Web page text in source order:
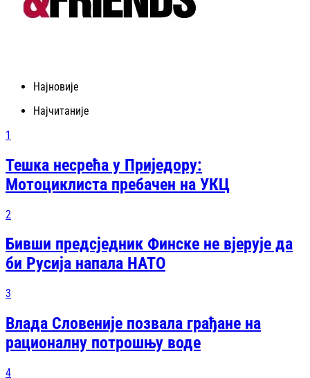
Најновије
Најчитаније
1
Тешка несрећа у Приједору:
Мотоциклиста пребачен на УКЦ
2
Бивши предсједник Финске не вјерује да
би Русија напала НАТО
3
Влада Словеније позвала грађане на
рационалну потрошњу воде
4